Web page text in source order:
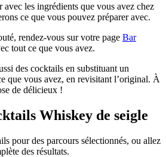
les ingrédients que vous avez chez
ce que vous pouvez préparer avec.
rendez-vous sur votre page Bar
tout ce que vous avez.
des cocktails en substituant un
que vous avez, en revisitant l’original. À
de délicieux !
Whiskey de seigle
pour des parcours sélectionnés, ou allez
des résultats.